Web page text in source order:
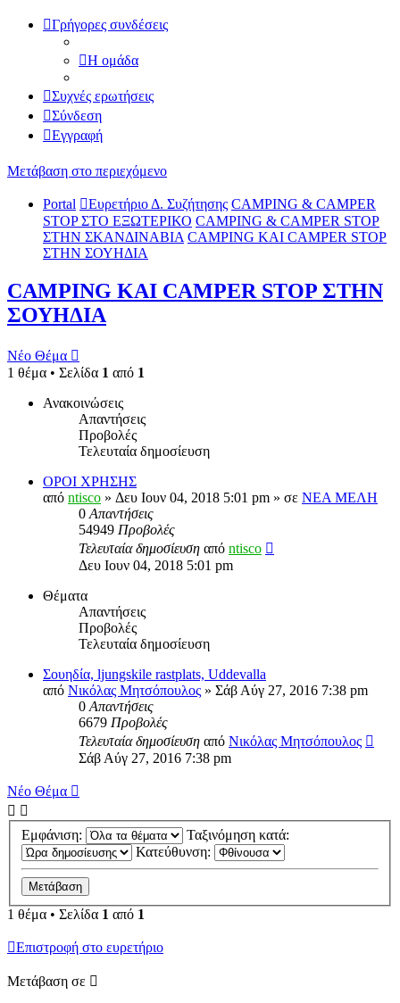
Γρήγορες συνδέσεις
Η ομάδα
Συχνές ερωτήσεις
Σύνδεση
Εγγραφή
Μετάβαση στο περιεχόμενο
Portal Ευρετήριο Δ. Συζήτησης CAMPING & CAMPER
STOP ΣΤΟ ΕΞΩΤΕΡΙΚΟ CAMPING & CAMPER STOP
ΣΤΗΝ ΣΚΑΝΔΙΝΑΒΙΑ CAMPING KAI CAMPER STOP
ΣΤΗΝ ΣΟΥΗΔΙΑ
CAMPING KAI CAMPER STOP ΣΤΗΝ
ΣΟΥΗΔΙΑ
Νέο Θέμα
1 θέμα • Σελίδα 1 από 1
Ανακοινώσεις
Απαντήσεις
Προβολές
Τελευταία δημοσίευση
ΟΡΟΙ ΧΡΗΣΗΣ
από ntisco » Δευ Ιουν 04, 2018 5:01 pm » σε ΝΕΑ ΜΕΛΗ
0 Απαντήσεις
54949 Προβολές
Τελευταία δημοσίευση από ntisco
Δευ Ιουν 04, 2018 5:01 pm
Θέματα
Απαντήσεις
Προβολές
Τελευταία δημοσίευση
Σουηδία, ljungskile rastplats, Uddevalla
από Νικόλας Μητσόπουλος » Σάβ Αύγ 27, 2016 7:38 pm
0 Απαντήσεις
6679 Προβολές
Τελευταία δημοσίευση από Νικόλας Μητσόπουλος
Σάβ Αύγ 27, 2016 7:38 pm
Νέο Θέμα
Εμφάνιση:
Ταξινόμηση κατά:
Κατεύθυνση:
1 θέμα • Σελίδα 1 από 1
Επιστροφή στο ευρετήριο
Μετάβαση σε